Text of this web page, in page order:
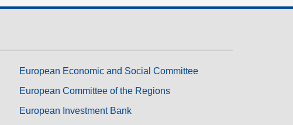
European Economic and Social Committee
European Committee of the Regions
European Investment Bank